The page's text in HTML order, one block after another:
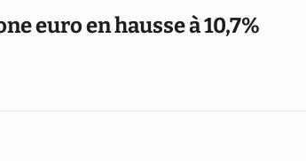
euro en hausse à 10,7%